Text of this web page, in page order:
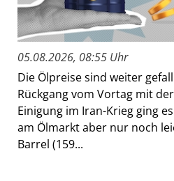
05.08.2026, 08:55 Uhr
Die Ölpreise sind weiter
Rückgang vom Vortag mit
Einigung im Iran-Krieg ging
am Ölmarkt aber nur noch
Barrel (159...